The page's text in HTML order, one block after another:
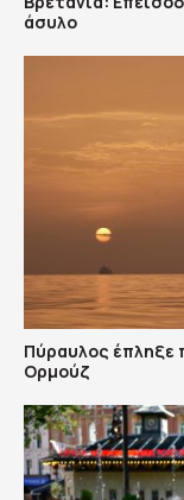
άσυλο
Πύραυλος έπληξε
Ορμούζ